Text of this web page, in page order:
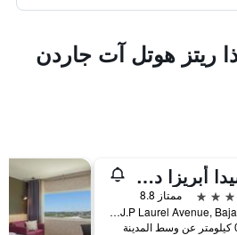
ريتز هوتل آت جاردن
سيدا أبريزا دافاو
ممتاز 8.8
J.P Laurel Avenue, Bajada, دافاو, الفلبين